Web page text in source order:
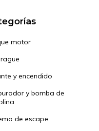
motor
y encendido
y bomba de
de escape